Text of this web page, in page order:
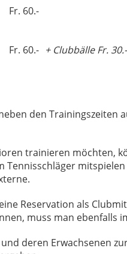
Fr. 60.-
Fr. 60.- + Clubbälle Fr.
den Trainingszeiten
trainieren möchten,
Tennisschläger
Reservation als
muss man ebenfalls
deren Erwachsenen